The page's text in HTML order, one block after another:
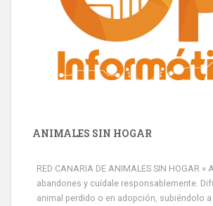
ANIMALES SIN HOGAR
RED CANARIA DE ANIMALES SIN HOGAR »
abandones y cuídale responsablemente.
animal perdido o en adopción, subiéndolo a